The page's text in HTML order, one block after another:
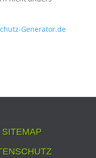
Generator.de
SITEMAP